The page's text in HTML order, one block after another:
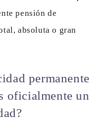
pensión de
absoluta o gran
permanente
oficialmente un